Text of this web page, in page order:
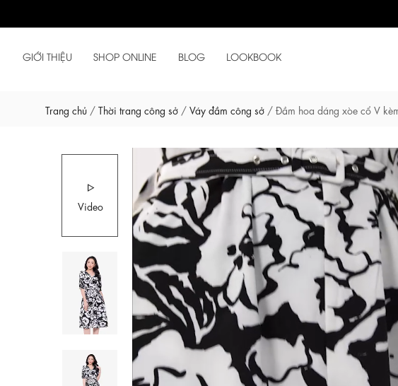
GIỚI THIỆU SHOP ONLINE BLOG LOOKBOOK
Trang chủ / Thời trang công sở / Váy đầm công sở / Đầm hoa dáng xòe cổ V
Video